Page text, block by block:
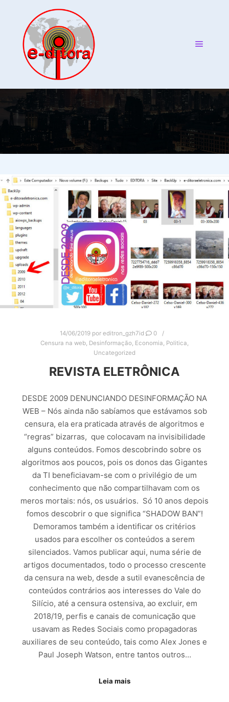
14/06/2019 por editron_gzh7id
0
Censura na web Desinformação Economia Politica
Uncategorized
REVISTA ELETRÔNICA
DESDE 2009 DENUNCIANDO DESINFORMAÇÃO NA
WEB – Nós ainda não sabíamos que estávamos sob
censura, ela era praticada através de algoritmos e
“regras” bizarras, que colocavam na invisibilidade
alguns conteúdos. Fomos descobrindo sobre os
algoritmos aos poucos, pois os donos das Gigantes
da TI beneficiavam-se com o privilégio de um
conhecimento que não compartilhavam com os
meros mortais: nós, os usuários. Só 10 anos depois
fomos descobrir o que significa “SHADOW BAN”!
Demoramos também a identificar os critérios
usados para escolher os conteúdos a serem
silenciados. Vamos publicar aqui, numa série de
artigos documentados, todo o processo crescente
da censura na web, desde a sutil evanescência de
conteúdos contrários aos interesses do Vale do
Silício, até a censura ostensiva, ao excluir, em
2018/19, perfis e canais de comunicação que
usavam as Redes Sociais como propagadoras
auxiliares de seu conteúdo, tais como Alex Jones e
Paul Joseph Watson, entre tantos outros…
Leia mais